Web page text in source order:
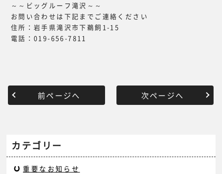
～～ビッグルーフ滝沢～～
お問い合わせは下記までご連絡ください
住所：岩手県滝沢市下鵜飼1-15
電話：019-656-7811
前ページへ 次ページへ
カテゴリー
重要なお知らせ